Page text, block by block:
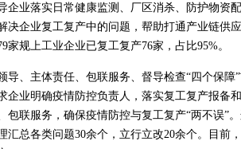
企业落实日常健康监测、厂区消杀、防护物资
决企业复工复产中的问题，帮助打通产业链供
家规上工业企业已复工复产76家，占比95%。
导、主体责任、包联服务、督导检查“四个保障
企业明确疫情防控负责人，落实复工复产报备
包联服务，确保疫情防控与复工复产“两不误”
汇总各类问题30余个，立行立改20余个。目前